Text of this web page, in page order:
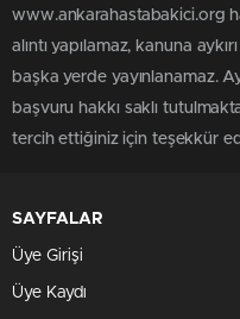
www.ankarahastabakici.org
alıntı yapılamaz, kanuna
başka yerde yayınlanamaz.
başvuru hakkı saklı
tercih ettiğiniz için teşekkür
SAYFALAR
Üye Girişi
Üye Kaydı